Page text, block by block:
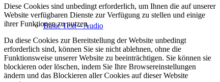
Basic Text – Audio
Diese Cookies sind unbedingt erforderlich, um Ihnen die auf unserer
Website verfügbaren Dienste zur Verfügung zu stellen und einige
ihrer Funktionen zu nutzen.
Da diese Cookies zur Bereitstellung der Website unbedingt
erforderlich sind, können Sie sie nicht ablehnen, ohne die
Funktionsweise unserer Website zu beeinträchtigen. Sie können sie
blockieren oder löschen, indem Sie Ihre Browsereinstellungen
ändern und das Blockieren aller Cookies auf dieser Website